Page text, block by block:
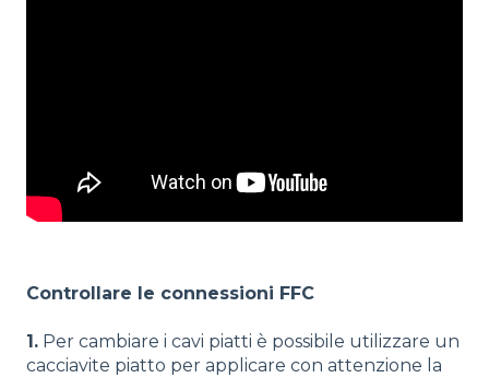
Controllare le connessioni FFC
1. Per cambiare i cavi piatti è possibile utilizzare un
cacciavite piatto per applicare con attenzione la